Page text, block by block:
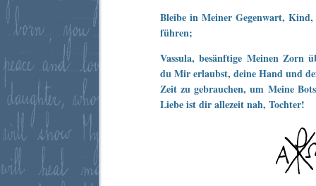
Bleibe in Meiner Gegenwart,
führen;
Vassula, besänftige Meinen Zorn
du Mir erlaubst, deine Hand und
Zeit zu gebrauchen, um Meine
Liebe ist dir allezeit nah, Tochter!